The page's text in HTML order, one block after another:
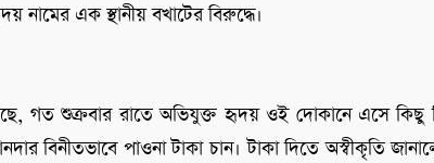
এক স্থানীয় বখাটের বিরুদ্ধে।
গত শুক্রবার রাতে অভিযুক্ত হৃদয় ওই দোকানে এসে কিছু
বিনীতভাবে পাওনা টাকা চান। টাকা দিতে অস্বীকৃতি